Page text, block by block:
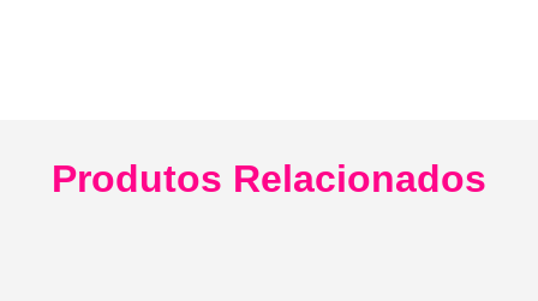
Produtos Relacionados